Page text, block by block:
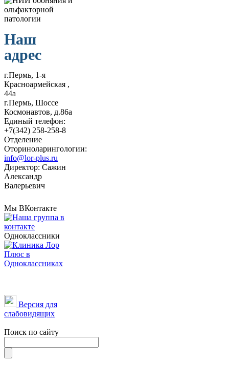
Наш
адрес
г.Пермь, 1-я
Красноармейская ,
44а
г.Пермь, Шоссе
Космонавтов, д.86а
Единый телефон:
+7(342) 258-258-8
Отделение
Оториноларингологии:
info@lor-plus.ru
Директор: Сажин
Александр
Валерьевич
Мы ВКонтакте
Одноклассники
Версия для
слабовидящих
Поиск по сайту